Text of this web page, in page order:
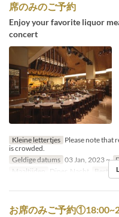
席のみのご予約
Enjoy your favorite liquor
concert
Kleine lettertjes Please note that
is crowded.
Geldige datums 03 Jan, 2023 ~
Maaltijden
Diner, Nacht
お席のみご予約